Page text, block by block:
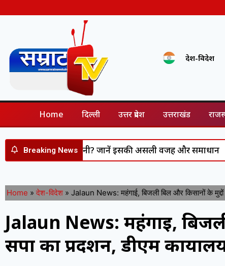
देश-विदेश
Home दिल्ली उत्तर प्रदेश उत्तराखंड
Breaking News
कर रहा है पानी? जानें इसकी असली वजह और समाधान
Home » देश-विदेश » Jalaun News: महंगाई, बिजली बिल और किसानों के मुद्दों
Jalaun News: महंगाई,
सपा का प्रदर्शन, डीएम